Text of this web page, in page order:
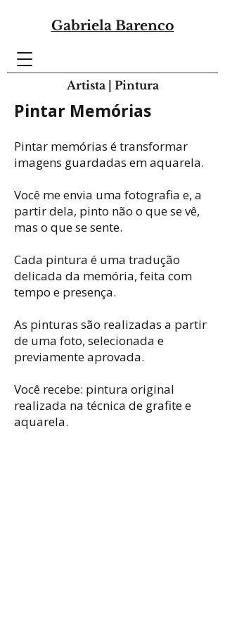
Gabriela Barenco
Artista | Pintura
Pintar Memórias
Pintar memórias é transformar
imagens guardadas em aquarela.
Você me envia uma fotografia e, a
partir dela, pinto não o que se vê,
mas o que se sente.
Cada pintura é uma tradução
delicada da memória, feita com
tempo e presença.
As pinturas são realizadas a partir
de uma foto, selecionada e
previamente aprovada.
Você recebe: pintura original
realizada na técnica de grafite e
aquarela.